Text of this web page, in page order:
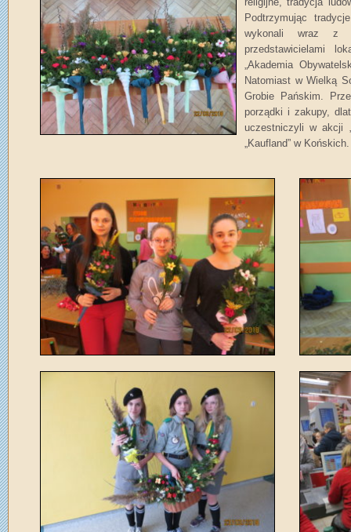
Podtrzymując
wykonali wraz z
przedstawicielami
„Akademia
Natomiast w Wielką
Grobie Pańskim.
porządki i zakupy,
uczestniczyli w akcji
„Kaufland” w